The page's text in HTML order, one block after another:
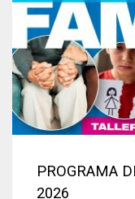
PROGRAMA
2026